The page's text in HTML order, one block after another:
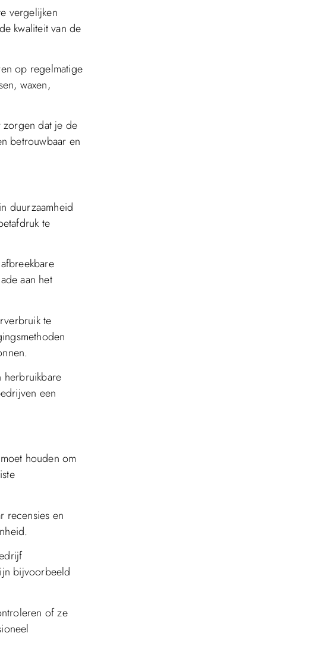
vergelijken
kwaliteit van de
op regelmatige
waxen,
zorgen dat je de
betrouwbaar en
duurzaamheid
te
aan het
te
herbruikbare
een
houden om
recensies en
bijvoorbeeld
of ze